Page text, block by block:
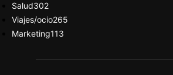
Salud302
Viajes/ocio265
Marketing113